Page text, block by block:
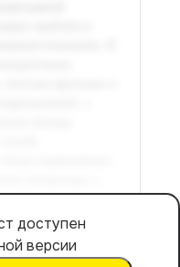
доступен
версии